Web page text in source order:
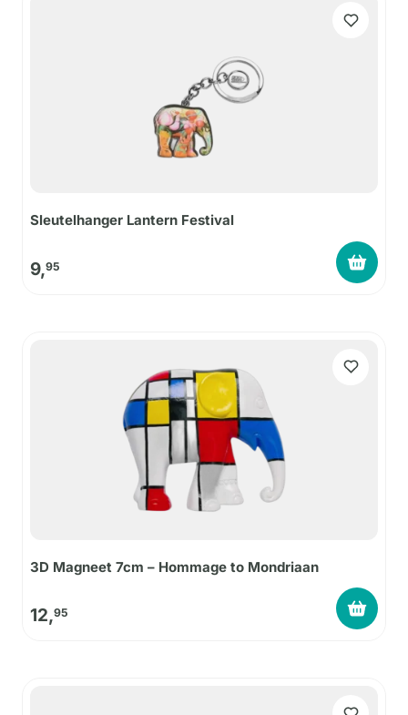
Sleutelhanger Lantern Festival
9,95
3D Magneet 7cm – Hommage to Mondriaan
12,95